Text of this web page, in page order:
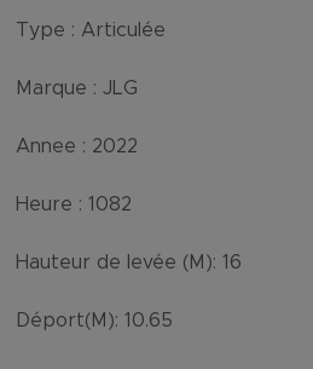
Type : Articulée
Marque : JLG
Annee : 2022
Heure : 1082
Hauteur de levée (M): 16
Déport(M): 10.65